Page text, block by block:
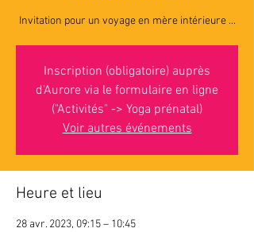
Invitation pour un voyage en mère intérieure ...
Inscription (obligatoire) auprès
d'Aurore via le formulaire en ligne
("Activités" -> Yoga prénatal)
Voir autres événements
Heure et lieu
28 avr. 2023, 09:15 – 10:45